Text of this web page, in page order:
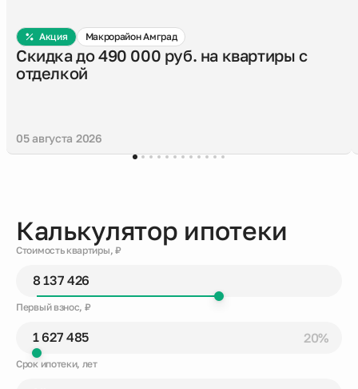
Акция Макрорайон Амград
Скидка до 490 000 руб. на квартиры с
отделкой
05 августа 2026
Калькулятор ипотеки
Стоимость квартиры, ₽
Первый взнос, ₽
20%
Срок ипотеки, лет